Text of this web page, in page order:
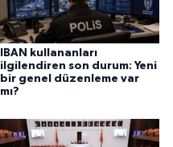
IBAN kullananları
ilgilendiren son durum: Yeni
bir genel düzenleme var
mı?